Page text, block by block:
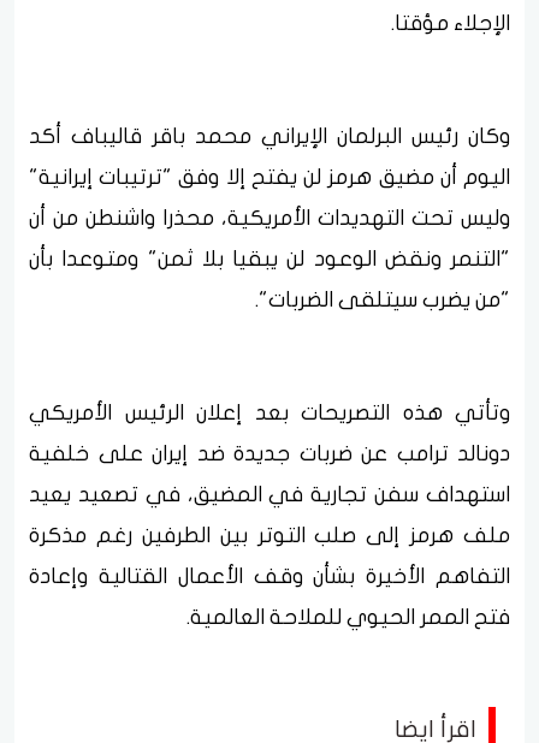
الإجلاء مؤقتا.
وكان رئيس البرلمان الإيراني محمد باقر قاليباف أكد
اليوم أن مضيق هرمز لن يفتح إلا وفق "ترتيبات إيرانية"
وليس تحت التهديدات الأمريكية، محذرا واشنطن من أن
"التنمر ونقض الوعود لن يبقيا بلا ثمن" ومتوعدا بأن
"من يضرب سيتلقى الضربات".
وتأتي هذه التصريحات بعد إعلان الرئيس الأمريكي
دونالد ترامب عن ضربات جديدة ضد إيران على خلفية
استهداف سفن تجارية في المضيق، في تصعيد يعيد
ملف هرمز إلى صلب التوتر بين الطرفين رغم مذكرة
التفاهم الأخيرة بشأن وقف الأعمال القتالية وإعادة
فتح الممر الحيوي للملاحة العالمية.
اقرأ ايضا